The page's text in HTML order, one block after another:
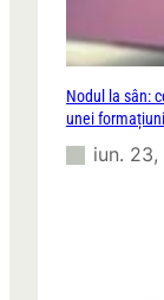
Nodul la sân:
unei formațiuni
iun.